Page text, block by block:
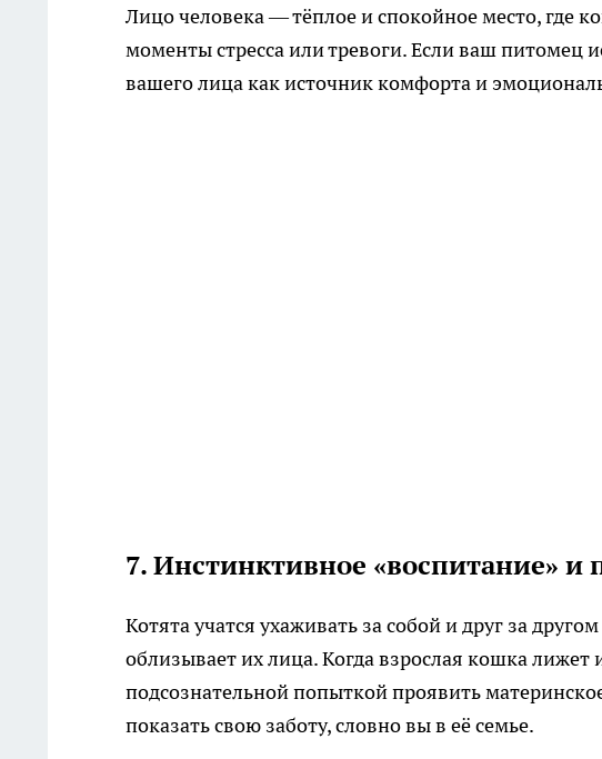
Лицо человека — тёплое и спокойное место, где
моменты стресса или тревоги. Если ваш питомец
вашего лица как источник комфорта и
7. Инстинктивное «воспитание»
Котята учатся ухаживать за собой и друг за
облизывает их лица. Когда взрослая кошка лижет
подсознательной попыткой проявить
показать свою заботу, словно вы в её семье.